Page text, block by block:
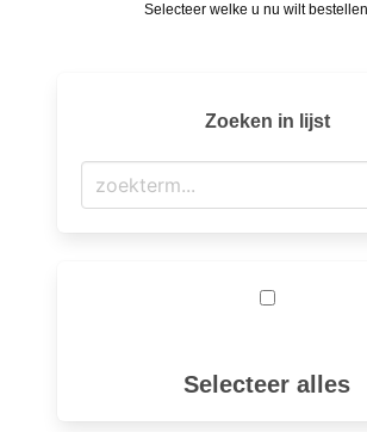
Selecteer welke u nu wilt
Zoeken in lijst
Selecteer alles